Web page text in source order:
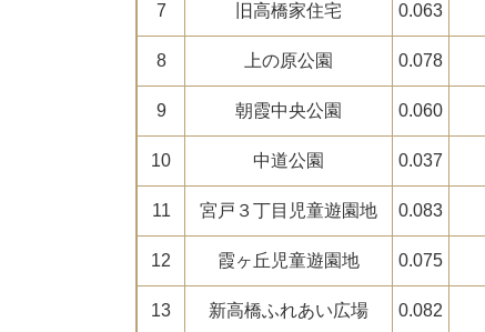
7 旧高橋家住宅 0.063
8 上の原公園 0.078
9 朝霞中央公園 0.060
10 中道公園 0.037
11 宮戸３丁目児童遊園地 0.083
12 霞ヶ丘児童遊園地 0.075
13 新高橋ふれあい広場 0.082